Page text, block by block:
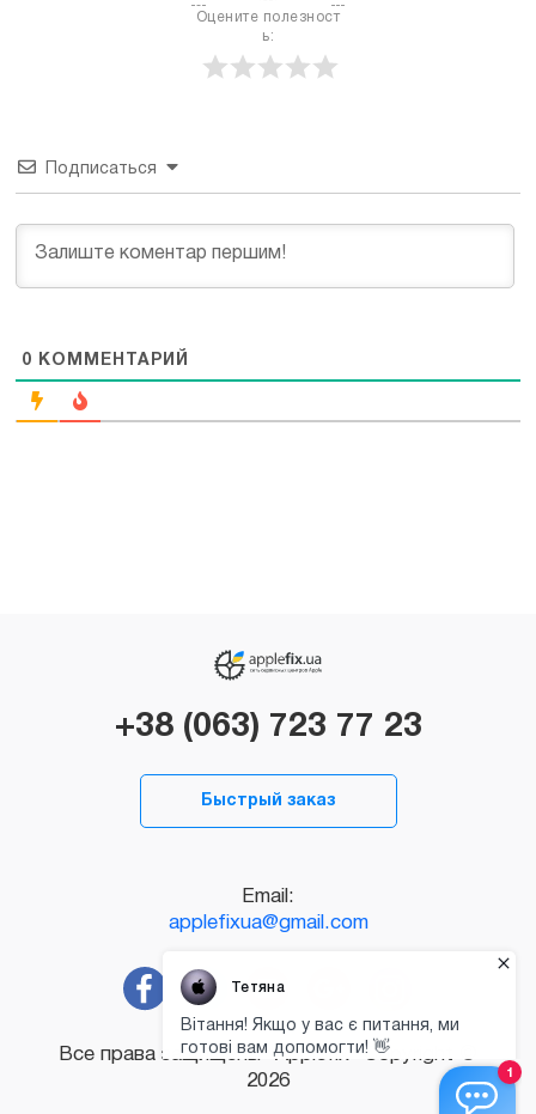
Оцените полезност
ь:
Подписаться
0 КОММЕНТАРИЙ
+38 (063) 723 77 23
Быстрый заказ
Email:
applefixua@gmail.com
Все права защищены "Applefix" Copyright ©
2026